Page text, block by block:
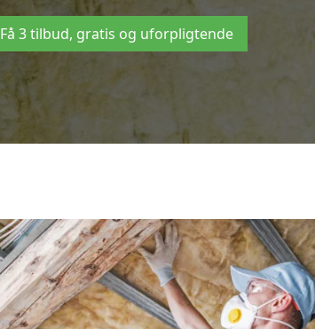
Få 3 tilbud, gratis og uforpligtende